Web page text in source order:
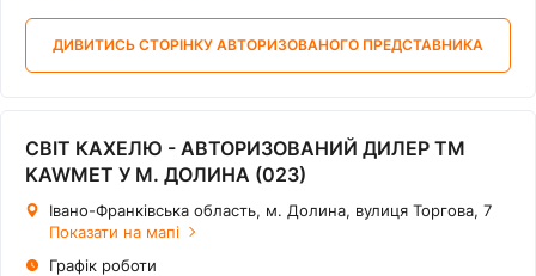
ДИВИТИСЬ СТОРІНКУ АВТОРИЗОВАНОГО ПРЕДСТАВНИКА
СВІТ КАХЕЛЮ - АВТОРИЗОВАНИЙ ДИЛЕР ТМ
KAWMET У М. ДОЛИНА (023)
Івано-Франківська область, м. Долина, вулиця Торгова, 7
Показати на мапі
Графік роботи